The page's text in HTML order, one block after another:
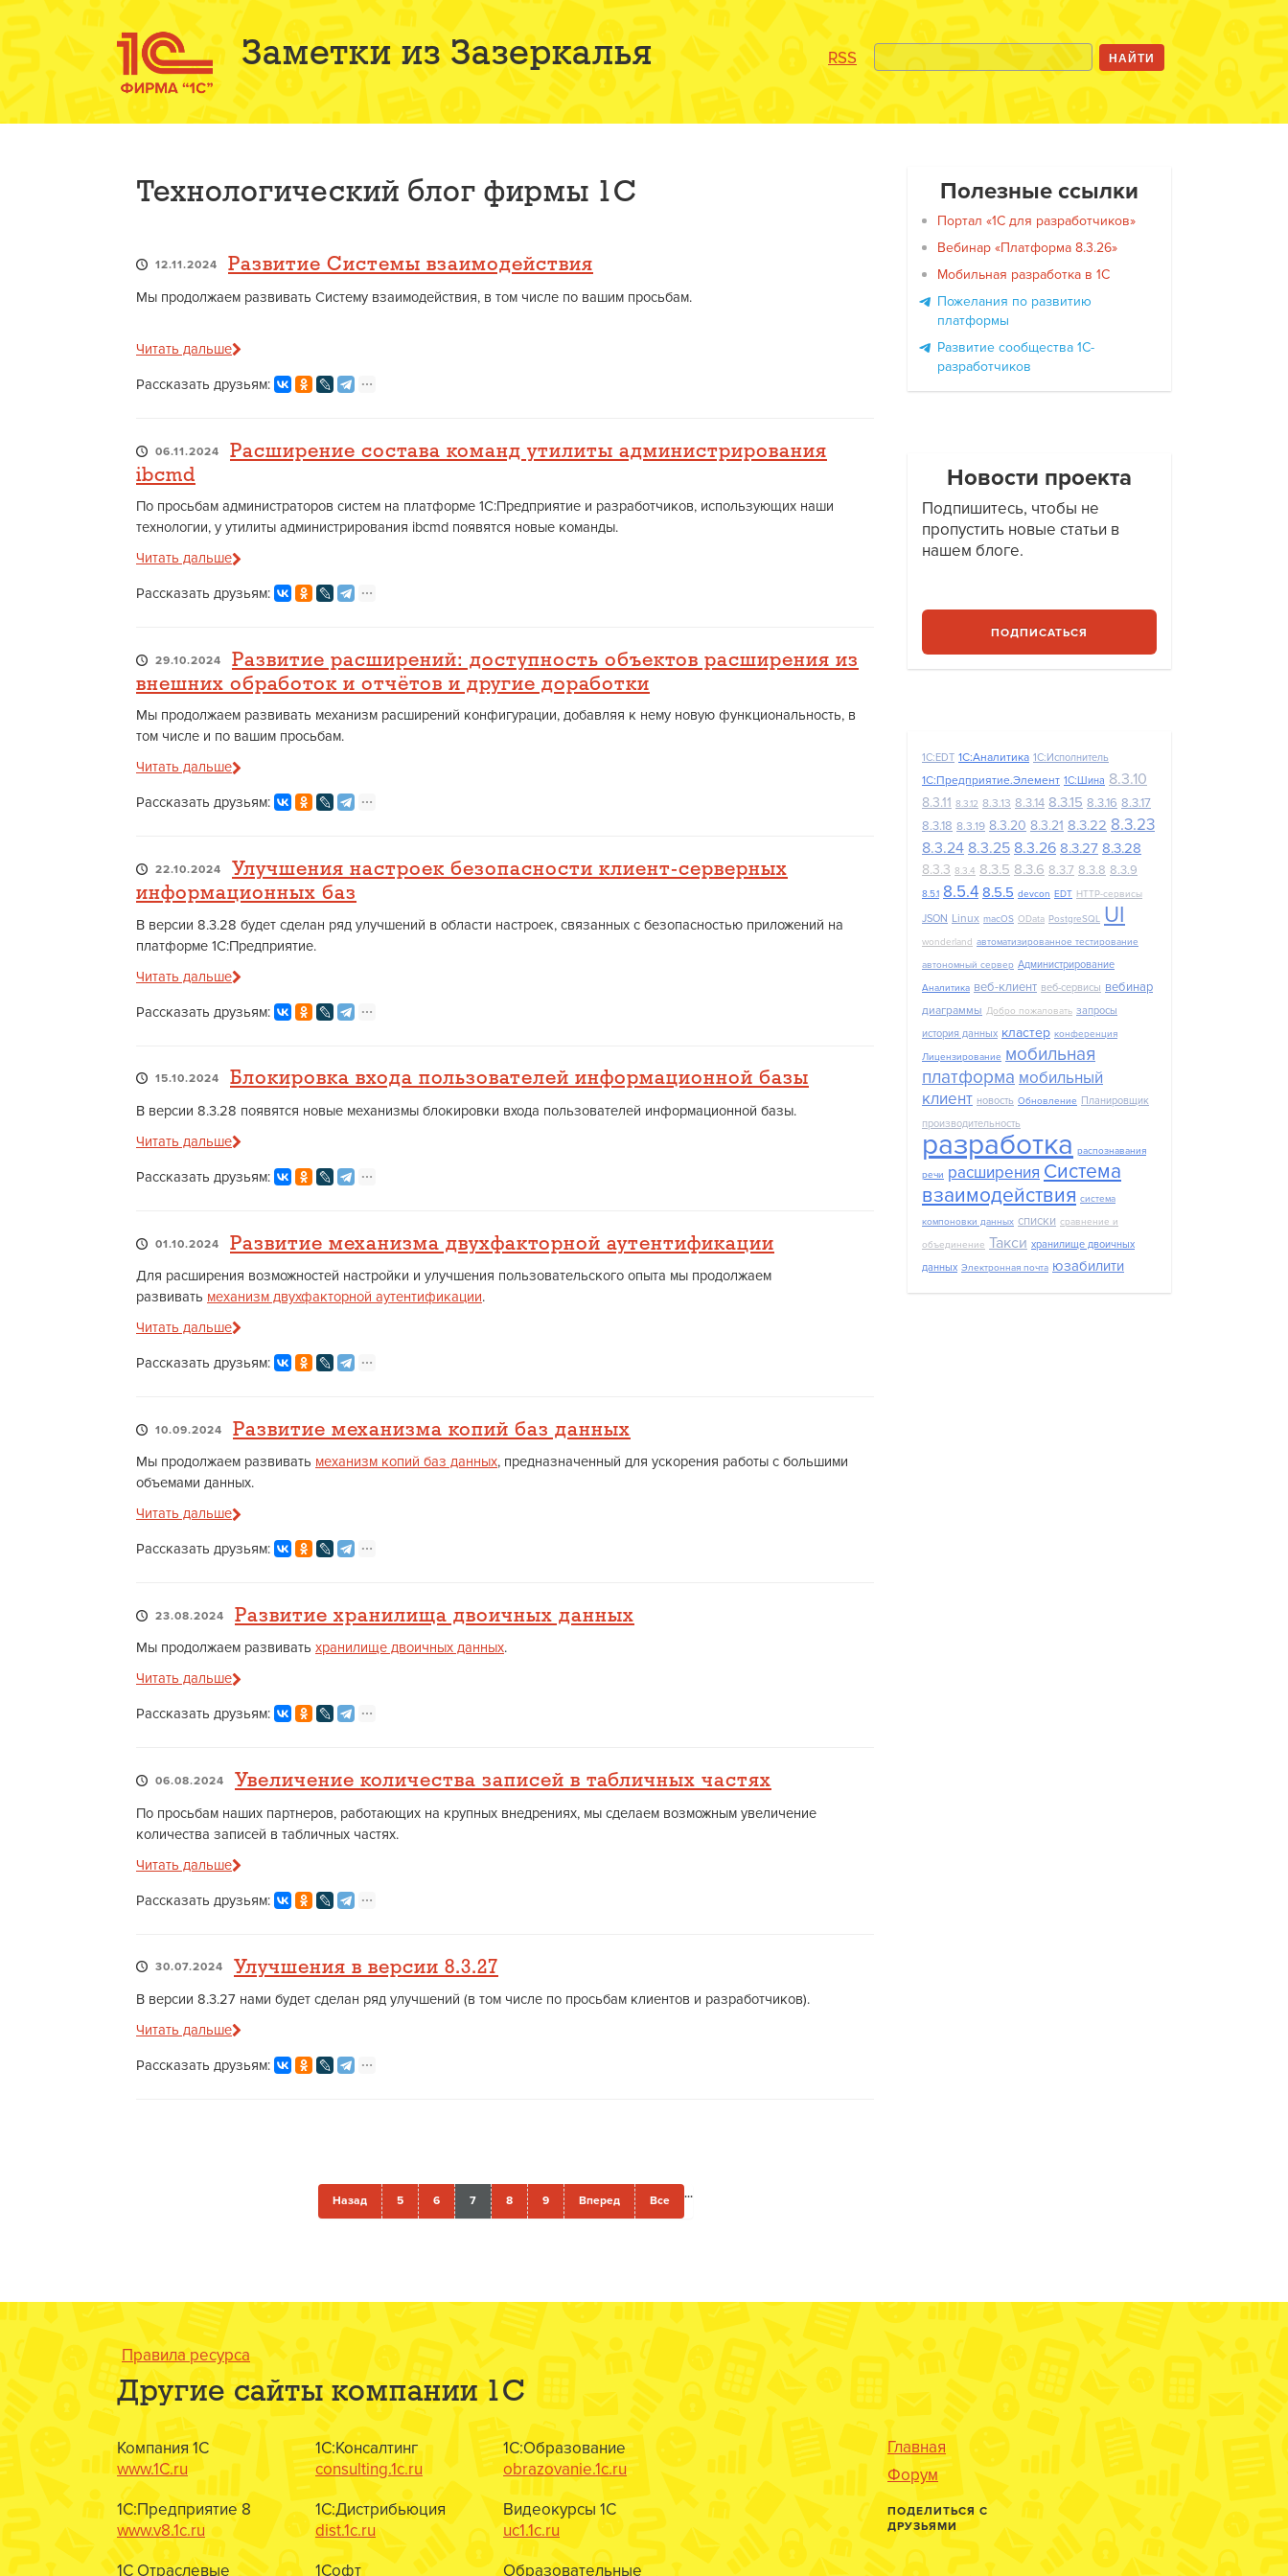
Заметки из Зазеркалья RSS
Технологический блог фирмы 1С
12.11.2024 Развитие Системы взаимодействия
Мы продолжаем развивать Систему взаимодействия, в том числе по вашим просьбам.
Читать дальше
Рассказать друзьям:
06.11.2024
Расширение состава команд утилиты администрирования
ibcmd
По просьбам администраторов систем на платформе 1С:Предприятие и разработчиков, использующих наши
технологии, у утилиты администрирования ibcmd появятся новые команды.
Читать дальше
Рассказать друзьям:
29.10.2024
Развитие расширений: доступность объектов расширения из
внешних обработок и отчётов и другие доработки
Мы продолжаем развивать механизм расширений конфигурации, добавляя к нему новую функциональность, в
том числе и по вашим просьбам.
Читать дальше
Рассказать друзьям:
22.10.2024
Улучшения настроек безопасности клиент-серверных
информационных баз
В версии 8.3.28 будет сделан ряд улучшений в области настроек, связанных с безопасностью приложений на
платформе 1С:Предприятие.
Читать дальше
Рассказать друзьям:
15.10.2024 Блокировка входа пользователей информационной базы
В версии 8.3.28 появятся новые механизмы блокировки входа пользователей информационной базы.
Читать дальше
Рассказать друзьям:
01.10.2024 Развитие механизма двухфакторной аутентификации
Для расширения возможностей настройки и улучшения пользовательского опыта мы продолжаем
развивать механизм двухфакторной аутентификации.
Читать дальше
Рассказать друзьям:
10.09.2024 Развитие механизма копий баз данных
Мы продолжаем развивать механизм копий баз данных, предназначенный для ускорения работы с большими
объемами данных.
Читать дальше
Рассказать друзьям:
23.08.2024 Развитие хранилища двоичных данных
Мы продолжаем развивать хранилище двоичных данных.
Читать дальше
Рассказать друзьям:
06.08.2024 Увеличение количества записей в табличных частях
По просьбам наших партнеров, работающих на крупных внедрениях, мы сделаем возможным увеличение
количества записей в табличных частях.
Читать дальше
Рассказать друзьям:
30.07.2024 Улучшения в версии 8.3.27
В версии 8.3.27 нами будет сделан ряд улучшений (в том числе по просьбам клиентов и разработчиков).
Читать дальше
Рассказать друзьям:
Назад ...
5 6 7 8 9 Вперед Все
Полезные ссылки
Портал «1С для разработчиков»
Вебинар «Платформа 8.3.26»
Мобильная разработка в 1С
Пожелания по развитию
платформы
Развитие сообщества 1С-
разработчиков
Новости проекта
Подпишитесь, чтобы не
пропустить новые статьи в
нашем блоге.
ПОДПИСАТЬСЯ
1C:EDT 1С:Аналитика 1С:Исполнитель
1С:Предприятие.Элемент 1С:Шина 8.3.10
8.3.11 8.3.12 8.3.13 8.3.14 8.3.15 8.3.16 8.3.17
8.3.18 8.3.19 8.3.20 8.3.21 8.3.22 8.3.23
8.3.24 8.3.25 8.3.26 8.3.27 8.3.28
8.3.3 8.3.4 8.3.5 8.3.6 8.3.7 8.3.8 8.3.9
8.5.1 8.5.4 8.5.5 devcon EDT HTTP-сервисы
JSON Linux macOS OData PostgreSQL UI
wonderland автоматизированное тестирование
автономный сервер Администрирование
Аналитика веб-клиент веб-сервисы вебинар
диаграммы Добро пожаловать запросы
история данных кластер конференция
Лицензирование мобильная
платформа мобильный
клиент новость Обновление Планировщик
производительность
разработка распознавания
речи расширения Система
взаимодействия система
компоновки данных списки сравнение и
объединение Такси хранилище двоичных
данных Электронная почта юзабилити
Правила ресурса
Другие сайты компании 1С
Компания 1С
www.1C.ru
1С:Предприятие 8
www.v8.1c.ru
1С Отраслевые
1С:Консалтинг
consulting.1c.ru
1С:Дистрибьюция
dist.1c.ru
1Софт
1С:Образование
obrazovanie.1c.ru
Видеокурсы 1С
uc1.1c.ru
Образовательные
Главная
Форум
ПОДЕЛИТЬСЯ С
ДРУЗЬЯМИ